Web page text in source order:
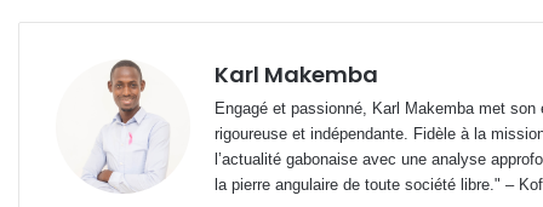
Karl Makemba
Engagé et passionné, Karl Makemba met
rigoureuse et indépendante. Fidèle à la
l’actualité gabonaise avec une analyse
la pierre angulaire de toute société libre." –